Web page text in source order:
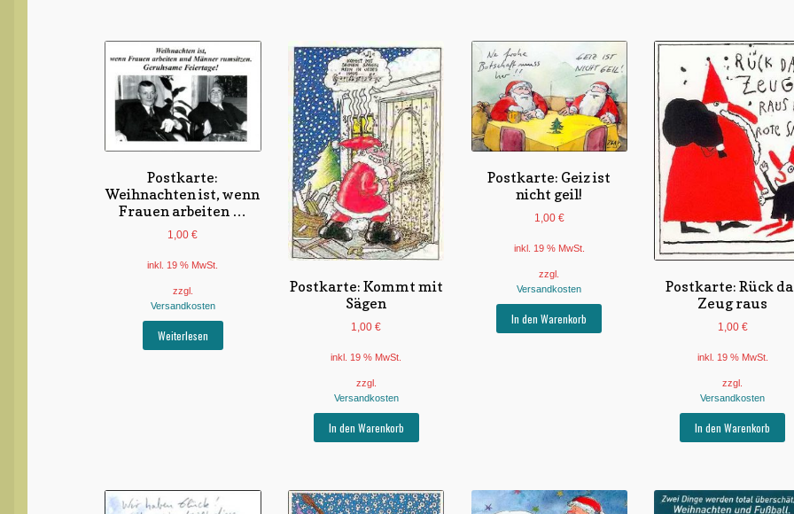
Postkarte:
Weihnachten ist, wenn
Frauen arbeiten …
1,00€
inkl. 19 % MwSt.
zzgl.
Versandkosten
Weiterlesen
Postkarte: Kommt mit
Sägen
1,00€
inkl. 19 % MwSt.
zzgl.
Versandkosten
In den Warenkorb
Postkarte: Geiz ist
nicht geil!
1,00 €
inkl. 19 % MwSt.
zzgl.
Versandkosten
In den Warenkorb
Postkarte: Rück
Zeug raus
1,00 €
inkl. 19 % MwSt.
zzgl.
Versandkosten
In den Warenkorb